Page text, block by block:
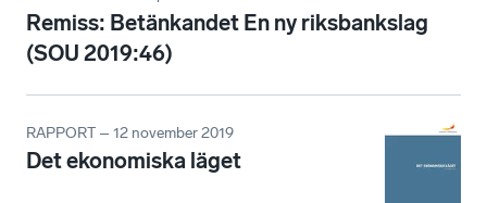
Remiss: Betänkandet En ny riksbankslag
(SOU 2019:46)
RAPPORT – 12 november 2019
Det ekonomiska läget